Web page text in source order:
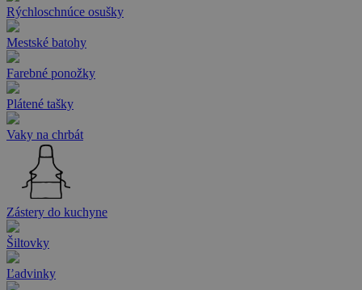
Rýchloschnúce osušky
Mestské batohy
Farebné ponožky
Plátené tašky
Vaky na chrbát
Zástery do kuchyne
Šiltovky
Ľadvinky